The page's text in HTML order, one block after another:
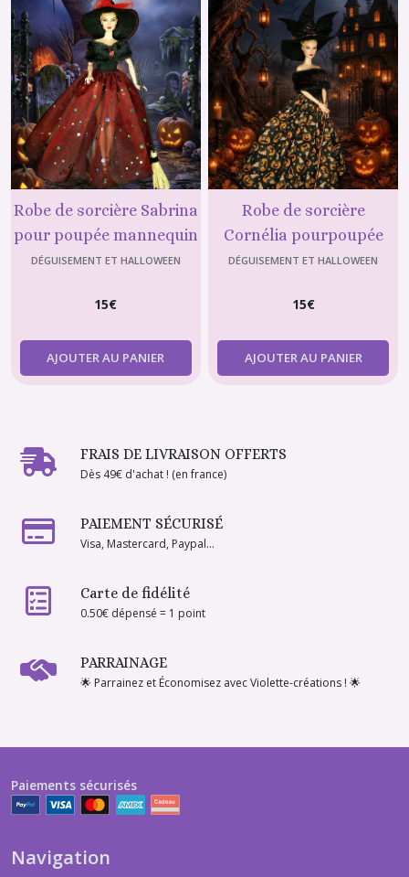
Robe de sorcière Sabrina
pour poupée mannequin
de 29 cm (type Barbie)
DÉGUISEMENT ET HALLOWEEN
15€
AJOUTER AU PANIER
Robe de sorcière
Cornélia pourpoupée
mannequin de 29 cm
DÉGUISEMENT ET HALLOWEEN
15€
AJOUTER AU PANIER
FRAIS DE LIVRAISON OFFERTS
Dès 49€ d'achat ! (en france)
PAIEMENT SÉCURISÉ
Visa, Mastercard, Paypal...
Carte de fidélité
0.50€ dépensé = 1 point
PARRAINAGE
🌟 Parrainez et Économisez avec Violette-créations ! 🌟
Paiements sécurisés
Navigation